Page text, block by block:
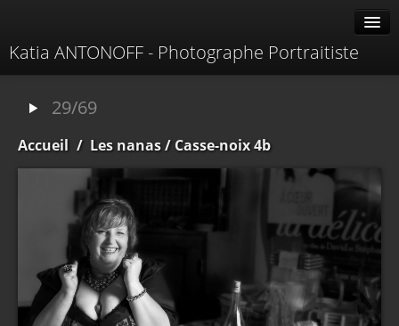
Katia ANTONOFF - Photographe Portraitiste
Contacter
29/69
Accueil / Les nanas/ Casse-noix 4b